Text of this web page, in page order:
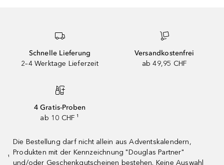
Schnelle Lieferung
2–4 Werktage Lieferzeit
Versandkostenfrei
ab 49,95 CHF
4 Gratis-Proben
ab 10 CHF ¹
¹
Die Bestellung darf nicht allein aus Adventskalendern,
Produkten mit der Kennzeichnung "Douglas Partner"
und/oder Geschenkgutscheinen bestehen. Keine Auswahl